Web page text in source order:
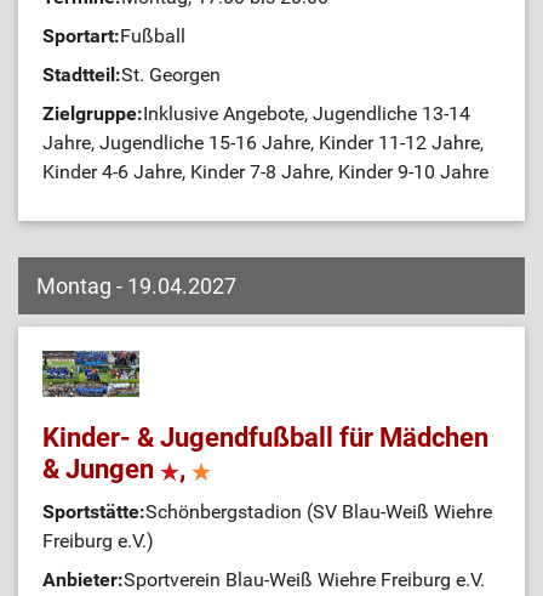
Sportart:Fußball
Stadtteil:St. Georgen
Zielgruppe:Inklusive Angebote, Jugendliche 13-14
Jahre, Jugendliche 15-16 Jahre, Kinder 11-12 Jahre,
Kinder 4-6 Jahre, Kinder 7-8 Jahre, Kinder 9-10 Jahre
Montag - 19.04.2027
Kinder- & Jugendfußball für Mädchen
& Jungen
,
Sportstätte:Schönbergstadion (SV Blau-Weiß Wiehre
Freiburg e.V.)
Anbieter:Sportverein Blau-Weiß Wiehre Freiburg e.V.